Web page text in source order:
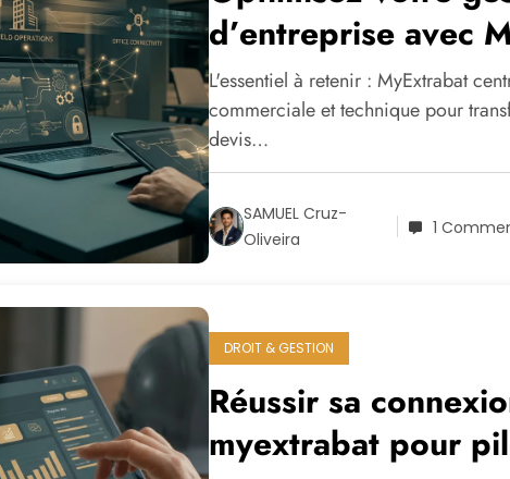
d’entreprise avec
L'essentiel à retenir : MyExtrabat
commerciale et technique pour
devis…
SAMUEL Cruz-
Oliveira
1
DROIT & GESTION
Réussir sa
myextrabat pour